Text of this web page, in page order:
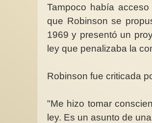
Tampoco había
que Robinson se
1969 y presentó un
ley que penalizaba la
Robinson fue criticada
"Me hizo tomar
ley. Es un asunto de